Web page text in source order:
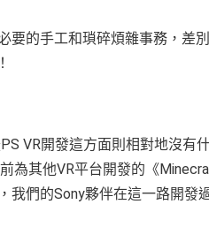
要的手工和瑣碎煩雜事務，差
VR開發這方面則相對地沒有
為其他VR平台開發的《
們的Sony夥伴在這一路開發